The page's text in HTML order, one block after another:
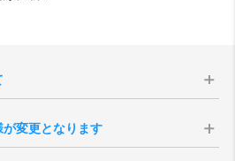
がややマットな質感となったことで、
ます。
変更となります